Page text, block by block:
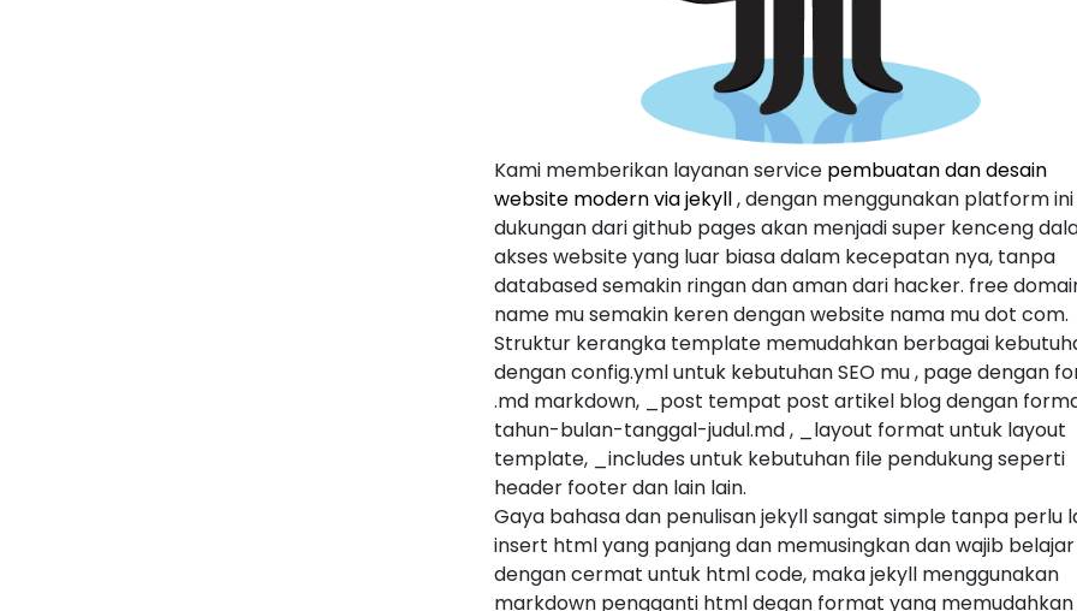
Kami memberikan layanan service pembuatan dan desain
website modern via jekyll, dengan menggunakan platform ini
dukungan dari github pages akan menjadi super kenceng
akses website yang luar biasa dalam kecepatan nya, tanpa
databased semakin ringan dan aman dari hacker. free
name mu semakin keren dengan website nama mu dot com.
Struktur kerangka template memudahkan berbagai
dengan config.yml untuk kebutuhan SEO mu , page dengan
.md markdown, _post tempat post artikel blog dengan
tahun-bulan-tanggal-judul.md , _layout format untuk layout
template, _includes untuk kebutuhan file pendukung seperti
header footer dan lain lain.
Gaya bahasa dan penulisan jekyll sangat simple tanpa perlu
insert html yang panjang dan memusingkan dan wajib belajar
dengan cermat untuk html code, maka jekyll menggunakan
markdown pengganti html degan format yang memudahkan